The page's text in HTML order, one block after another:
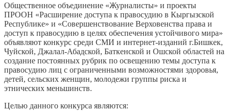
Общественное объединение «Журналисты» и проекты
ПРООН «Расширение доступа к правосудию в Кыргызской
Республике» и «Совершенствование Верховенства права и
доступ к правосудию в целях обеспечения устойчивого мира»
объявляют конкурс среди СМИ и интернет-изданий г.Бишкек,
Чуйской, Джалал-Абадской, Баткенской и Ошской областей на
создание постоянных рубрик по освещению темы доступа к
правосудию лиц с ограниченными возможностями здоровья,
детей, сельских женщин, молодежи группы риска и
этнических меньшинств.
Целью данного конкурса являются: